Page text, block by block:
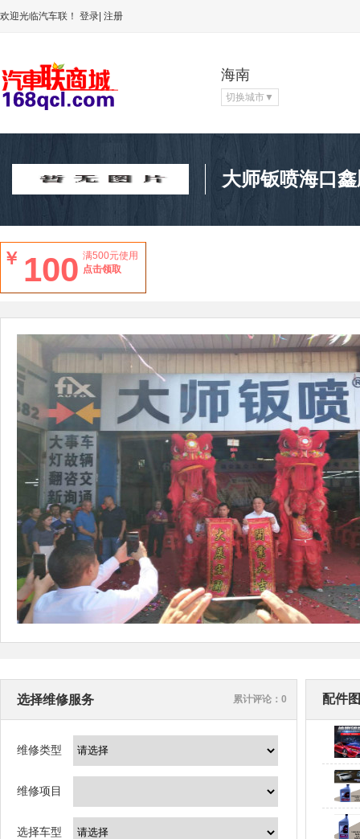
欢迎光临汽车联！ 登录 注册
海南
切换城市▼
大师钣喷海口
￥ 100 满500元使用
点击领取
选择维修服务 累计评论：0
维修类型
维修项目
选择车型
配件